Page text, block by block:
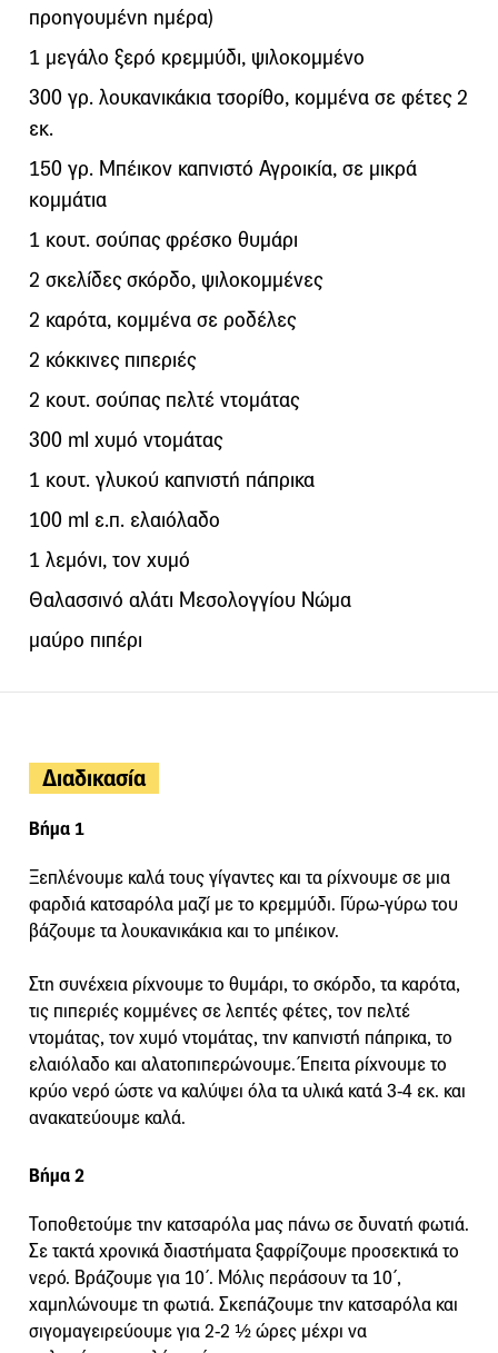
προηγουμένη ημέρα)
1 μεγάλο ξερό κρεμμύδι, ψιλοκομμένο
300 γρ. λουκανικάκια τσορίθο, κομμένα σε φέτες 2
εκ.
150 γρ. Μπέικον καπνιστό Αγροικία, σε μικρά
κομμάτια
1 κουτ. σούπας φρέσκο θυμάρι
2 σκελίδες σκόρδο, ψιλοκομμένες
2 καρότα, κομμένα σε ροδέλες
2 κόκκινες πιπεριές
2 κουτ. σούπας πελτέ ντομάτας
300 ml χυμό ντομάτας
1 κουτ. γλυκού καπνιστή πάπρικα
100 ml ε.π. ελαιόλαδο
1 λεμόνι, τον χυμό
Θαλασσινό αλάτι Μεσολογγίου Νώμα
μαύρο πιπέρι
Διαδικασία
Βήμα 1
Ξεπλένουμε καλά τους γίγαντες και τα ρίχνουμε σε μια
φαρδιά κατσαρόλα μαζί με το κρεμμύδι. Γύρω-γύρω του
βάζουμε τα λουκανικάκια και το μπέικον.
Στη συνέχεια ρίχνουμε το θυμάρι, το σκόρδο, τα καρότα,
τις πιπεριές κομμένες σε λεπτές φέτες, τον πελτέ
ντομάτας, τον χυμό ντομάτας, την καπνιστή πάπρικα, το
ελαιόλαδο και αλατοπιπερώνουμε. Έπειτα ρίχνουμε το
κρύο νερό ώστε να καλύψει όλα τα υλικά κατά 3-4 εκ. και
ανακατεύουμε καλά.
Βήμα 2
Τοποθετούμε την κατσαρόλα μας πάνω σε δυνατή φωτιά.
Σε τακτά χρονικά διαστήματα ξαφρίζουμε προσεκτικά το
νερό. Βράζουμε για 10΄. Μόλις περάσουν τα 10΄,
χαμηλώνουμε τη φωτιά. Σκεπάζουμε την κατσαρόλα και
σιγομαγειρεύουμε για 2-2 ½ ώρες μέχρι να